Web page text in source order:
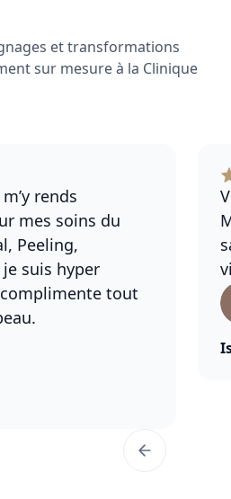
et transformations
sur mesure à la Clinique
m’y rends
mes soins du
Peeling,
suis hyper
tout